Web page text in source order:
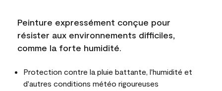
Peinture expressément conçue pour
résister aux environnements difficiles,
comme la forte humidité.
Protection contre la pluie battante, l'humidité et
d'autres conditions météo rigoureuses